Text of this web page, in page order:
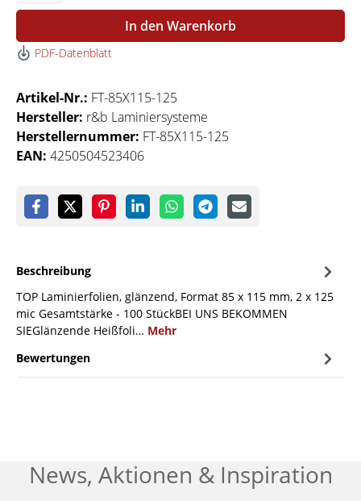
In den Warenkorb
PDF-Datenblatt
Artikel-Nr.: FT-85X115-125
Hersteller: r&b Laminiersysteme
Herstellernummer: FT-85X115-125
EAN: 4250504523406
Beschreibung
TOP Laminierfolien, glänzend, Format 85 x 115 mm, 2 x 125
mic Gesamtstärke - 100 StückBEI UNS BEKOMMEN
SIEGlänzende Heißfoli… Mehr
Bewertungen
News, Aktionen & Inspiration